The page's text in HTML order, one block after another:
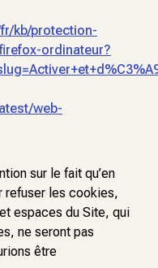
kb/protection-
ordinateur?
web-
sur le fait qu’en
refuser les cookies,
espaces du Site, qui
ne seront pas
être